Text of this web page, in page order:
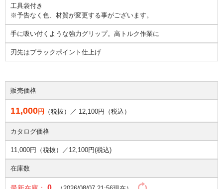
工具袋付き
※予告なく色、材質が変更する事がございます。
手に吸い付くような強力グリップ。高トルク作業に
刃先はブラックポイント仕上げ
販売価格
11,000円 （税抜）／ 12,100円（税込）
カタログ価格
11,000円（税抜）／ 12,100円(税込)
在庫数